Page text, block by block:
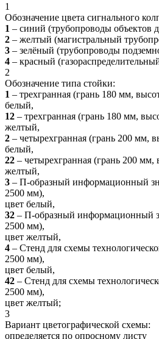
1
Обозначение цвета сигнального
1 – синий (трубопроводы объектов
2 – желтый (магистральный
3 – зелёный (трубопроводы
4 – красный
2
Обозначение типа стойки:
1 – трехгранная (грань 180 мм,
белый,
12 – трехгранная (грань 180 мм,
желтый,
2 – четырехгранная (грань 200 мм,
белый,
22 – четырехгранная (грань 200
желтый,
3 – П-образный информационный
2500 мм),
цвет белый,
32 – П-образный информационный
2500 мм),
цвет желтый,
4 – Стенд для схемы
2500 мм),
цвет белый,
42 – Стенд для схемы
2500 мм),
цвет желтый;
3
Вариант цветографической схемы:
определяется по опросному листу